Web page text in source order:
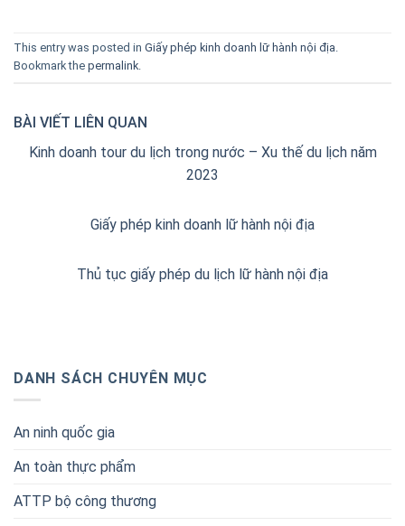
This entry was posted in Giấy phép kinh doanh lữ hành nội địa.
Bookmark the permalink.
BÀI VIẾT LIÊN QUAN
Kinh doanh tour du lịch trong nước – Xu thế du lịch năm
2023
Giấy phép kinh doanh lữ hành nội địa
Thủ tục giấy phép du lịch lữ hành nội địa
DANH SÁCH CHUYÊN MỤC
An ninh quốc gia
An toàn thực phẩm
ATTP bộ công thương